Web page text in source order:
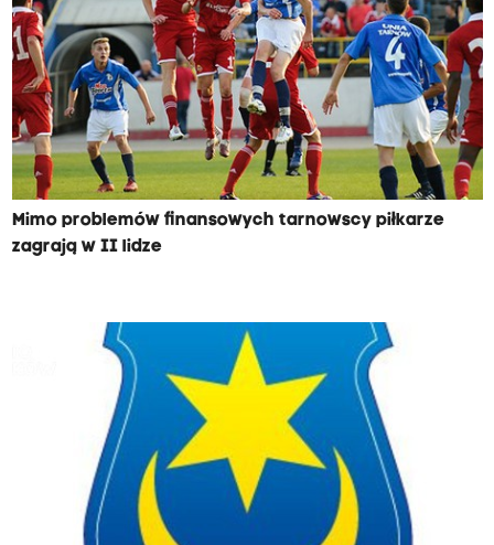
Mimo problemów finansowych tarnowscy piłkarze
zagrają w II lidze